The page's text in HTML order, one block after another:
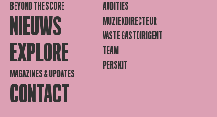
BEYOND THE SCORE
NIEUWS
EXPLORE
MAGAZINES & UPDATES
CONTACT
AUDITIES
MUZIEKDIRECTEUR
VASTE GASTDIRIGENT
TEAM
PERSKIT